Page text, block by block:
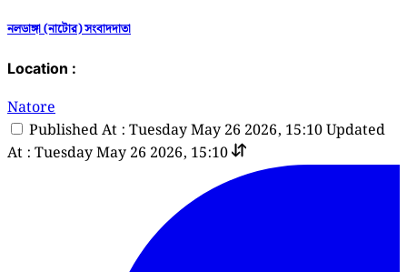
নলডাঙ্গা (নাটোর) সংবাদদাতা
Location :
Natore
Published At : Tuesday May 26 2026, 15:10Updated
At : Tuesday May 26 2026, 15:10